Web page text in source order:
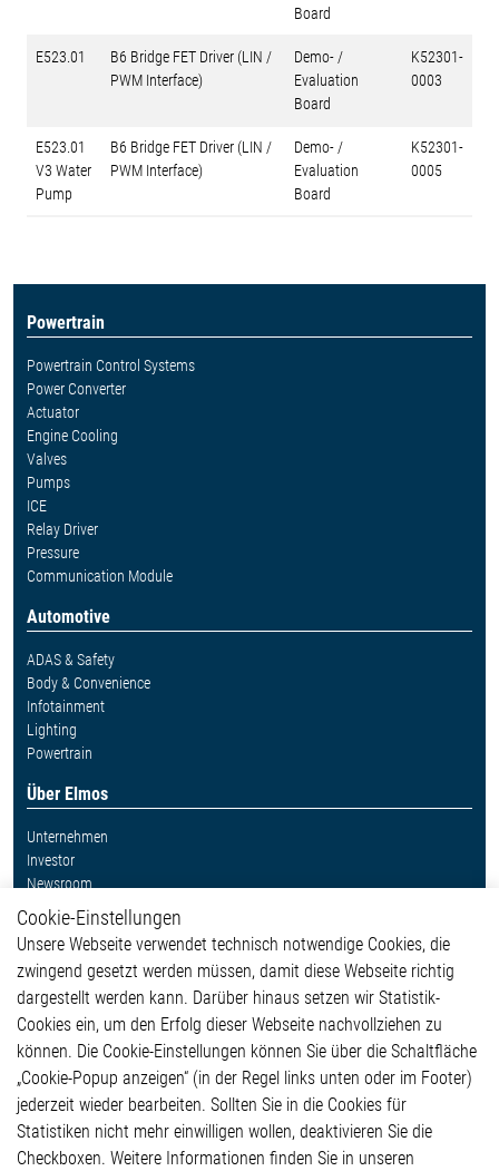
Board
E523.01
B6 Bridge FET Driver (LIN /
PWM Interface)
Demo- /
Evaluation
Board
K52301-
0003
E523.01
V3 Water
Pump
B6 Bridge FET Driver (LIN /
PWM Interface)
Demo- /
Evaluation
Board
K52301-
0005
Powertrain
Powertrain Control Systems
Power Converter
Actuator
Engine Cooling
Valves
Pumps
ICE
Relay Driver
Pressure
Communication Module
Automotive
ADAS & Safety
Body & Convenience
Infotainment
Lighting
Powertrain
Über Elmos
Unternehmen
Investor
Newsroom
Weitere Links
Glossar
Kontakt
Hinweisgeberschutzsystem
Impressum
Datenschutzerklärung
Cookie-Popup anzeigen
Cookie-Einstellungen
Unsere Webseite verwendet technisch notwendige Cookies, die
zwingend gesetzt werden müssen, damit diese Webseite richtig
dargestellt werden kann. Darüber hinaus setzen wir Statistik-
Cookies ein, um den Erfolg dieser Webseite nachvollziehen zu
können. Die Cookie-Einstellungen können Sie über die Schaltfläche
„Cookie-Popup anzeigen“ (in der Regel links unten oder im Footer)
jederzeit wieder bearbeiten. Sollten Sie in die Cookies für
Statistiken nicht mehr einwilligen wollen, deaktivieren Sie die
Checkboxen. Weitere Informationen finden Sie in unseren